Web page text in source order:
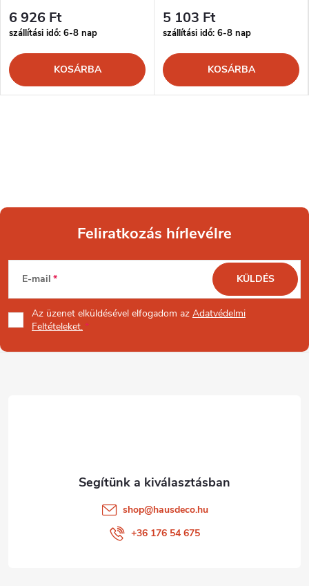
6 926 Ft
szállítási idő: 6-8 nap
KOSÁRBA
5 103 Ft
szállítási idő: 6-8 nap
KOSÁRBA
L
á
b
Feliratkozás hírlevélre
E-mail
Az üzenet elküldésével elfogadom az Adatvédelmi
Feltételeket.
KÜLDÉS
shop@hausdeco.hu
+36 176 54 675